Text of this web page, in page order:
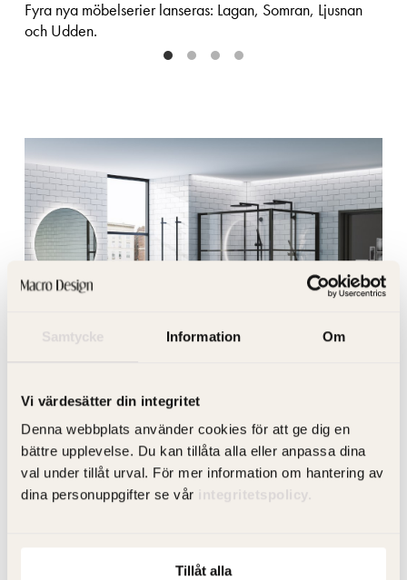
Samtycke Information Om
Vi värdesätter din integritet
Denna webbplats använder cookies för att ge dig en
bättre upplevelse. Du kan tillåta alla eller anpassa dina
val under tillåt urval. För mer information om hantering av
dina personuppgifter se vår integritetspolicy.
Tillåt alla
Fyra nya möbelserier lanseras: Lagan, Somran, Ljusnan
och Udden.
2019
Empire duschserie med avtagbara spröjs lanseras. Den
kommer att bli en av Macro Designs storsäljare.